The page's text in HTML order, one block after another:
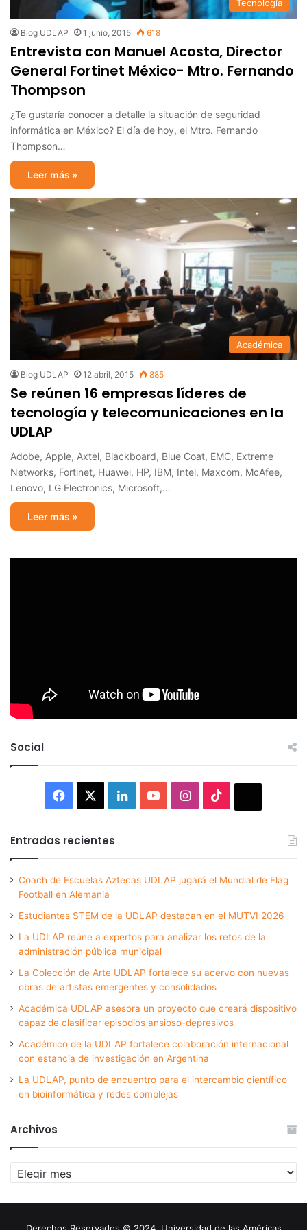
Tecnología
Blog UDLAP 1 junio, 2015 618
Entrevista con Manuel Acosta, Director
General Fortinet México- Mtro. Fernando
Thompson
¿Te gustaría conocer a detalle la situación de seguridad
informática en México? El día de hoy, el Mtro. Fernando
Thompson…
Leer más »
Académica
Blog UDLAP 12 abril, 2015 885
Se reúnen 16 empresas líderes de
tecnología y telecomunicaciones en la
UDLAP
Adobe, Apple, Axtel, Blackboard, Blue Coat, EMC, Extreme
Networks, Fortinet, Huawei, HP, IBM, Intel, Maxcom, McAfee,
Lenovo, LG Electronics, Microsoft,…
Leer más »
Social
Facebook LinkedInYouTubeInstagram
Entradas recientes
Coach de Escuelas Aztecas UDLAP jugará el Mundial de Flag
Football en Alemania
Estudiantes STEM de la UDLAP destacan en el MUTVI 2026
La UDLAP reúne a expertos para analizar los retos de la
administración pública municipal
La Colección de Arte UDLAP fortalece su acervo con nuevas
obras de artistas emergentes y consolidados
Académica UDLAP asesora un proyecto que creará dispositivo
capaz de clasificar episodios ansioso-depresivos
Académico de la UDLAP fortalece colaboración internacional
con estancia de investigación en Argentina
La UDLAP, punto de encuentro para el intercambio científico
en bioinformática y redes complejas
Archivos
Archivos
Derechos Reservados © 2024. Universidad de las Américas